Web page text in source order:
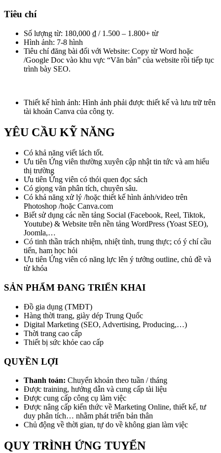
Tiêu chí
Số lượng từ: 180,000 ₫ / 1.500 – 1.800+ từ
Hình ảnh: 7-8 hình
Tiêu chí đăng bài đối với Website: Copy từ Word hoặc
/Google Doc vào khu vực “Văn bản” của website rồi tiếp tục
trình bày SEO.
Thiết kế hình ảnh: Hình ảnh phải được thiết kế và lưu trữ trên
tài khoản Canva của công ty.
YÊU CẦU KỸ NĂNG
Có khả năng viết lách tốt.
Ưu tiên Ứng viên thường xuyên cập nhật tin tức và am hiểu
thị trường
Ưu tiên Ứng viên có thói quen đọc sách
Có giọng văn phân tích, chuyên sâu.
Có khả năng xử lý /hoặc thiết kế hình ảnh/video trên
Photoshop /hoặc Canva.com
Biết sử dụng các nền tảng Social (Facebook, Reel, Tiktok,
Youtube) & Website trên nền tảng WordPress (Yoast SEO),
Joomla,…
Có tinh thần trách nhiệm, nhiệt tình, trung thực; có ý chí cầu
tiến, ham học hỏi
Ưu tiên Ứng viên có năng lực lên ý tưởng outline, chủ đề và
từ khóa
SẢN PHẨM ĐANG TRIỂN KHAI
Đồ gia dụng (TMĐT)
Hàng thời trang, giày dép Trung Quốc
Digital Marketing (SEO, Advertising, Producing,…)
Thời trang cao cấp
Thiết bị sức khỏe cao cấp
QUYỀN LỢI
Thanh toán: Chuyển khoản theo tuần / tháng
Được training, hướng dẫn và cung cấp tài liệu
Được cung cấp công cụ làm việc
Được nâng cấp kiến thức về Marketing Online, thiết kế, tư
duy phân tích… nhằm phát triển bản thân
Chủ động về thời gian, tự do về không gian làm việc
QUY TRÌNH ỨNG TUYỂN